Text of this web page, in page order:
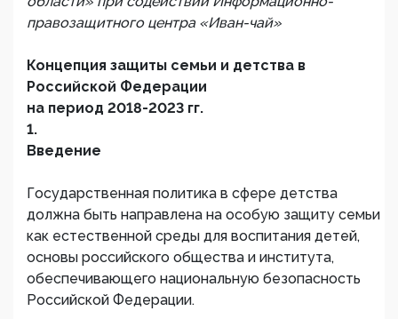
правозащитного центра «Иван-чай»
Концепция защиты семьи и детства в
Российской Федерации
на период 2018-2023 гг.
1.
Введение
Государственная политика в сфере детства
должна быть направлена на особую защиту семьи
как естественной среды для воспитания детей,
основы российского общества и института,
обеспечивающего национальную безопасность
Российской Федерации.